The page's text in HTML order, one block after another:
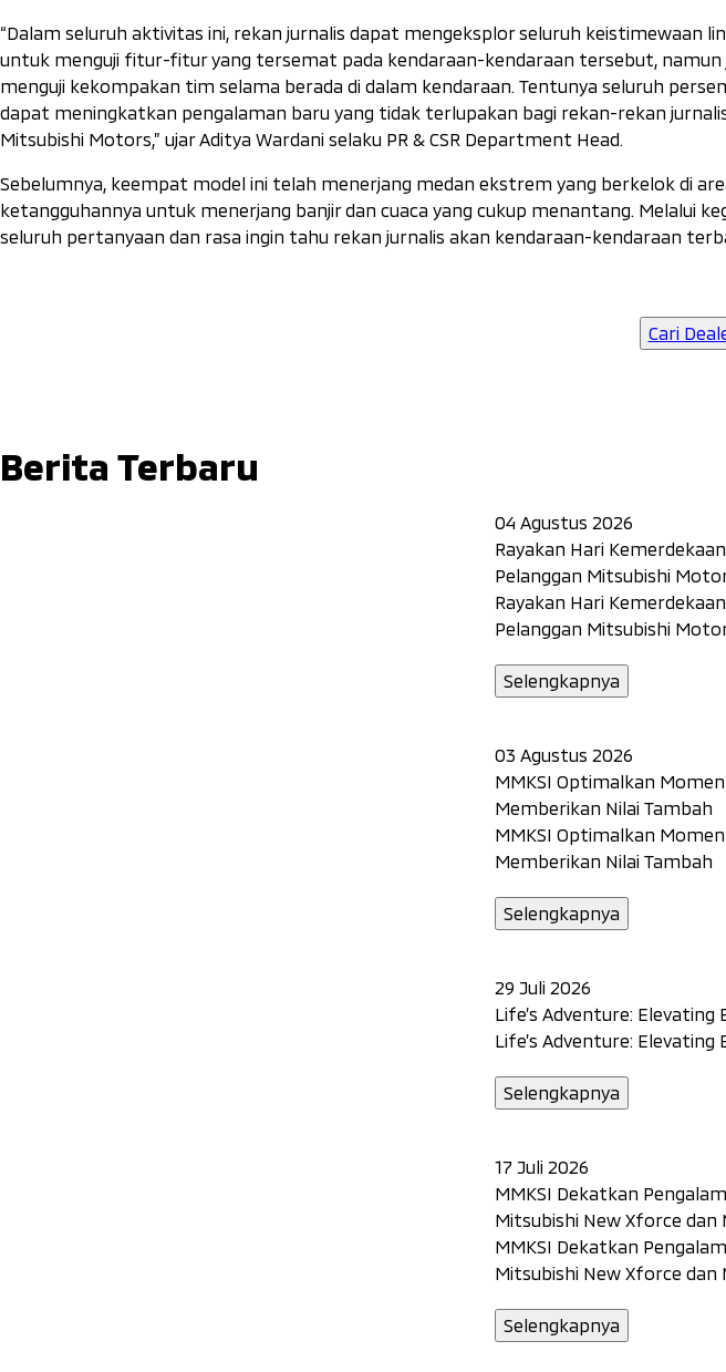
“Dalam seluruh aktivitas ini, rekan jurnalis dapat mengeksplor seluruh keistimewaan
untuk menguji fitur-fitur yang tersemat pada kendaraan-kendaraan tersebut,
menguji kekompakan tim selama berada di dalam kendaraan. Tentunya seluruh
dapat meningkatkan pengalaman baru yang tidak terlupakan bagi rekan-rekan
Mitsubishi Motors,” ujar Aditya Wardani selaku PR & CSR Department Head.
Sebelumnya, keempat model ini telah menerjang medan ekstrem yang berkelok di
ketangguhannya untuk menerjang banjir dan cuaca yang cukup menantang. Melalui
seluruh pertanyaan dan rasa ingin tahu rekan jurnalis akan kendaraan-kendaraan
Cari
Berita Terbaru
04 Agustus 2026
Rayakan Hari
Pelanggan Mitsubishi
Rayakan Hari
Pelanggan Mitsubishi
Selengkapnya
03 Agustus 2026
MMKSI Optimalkan
Memberikan Nilai Tambah
MMKSI Optimalkan
Memberikan Nilai Tambah
Selengkapnya
29 Juli 2026
Life’s Adventure: Elevating
Life’s Adventure: Elevating
Selengkapnya
17 Juli 2026
MMKSI Dekatkan
Mitsubishi New Xforce dan
MMKSI Dekatkan
Mitsubishi New Xforce dan
Selengkapnya